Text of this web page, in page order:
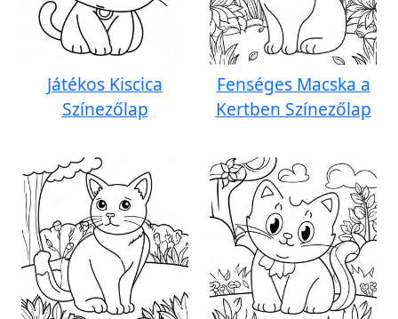
Játékos Kiscica
Színezőlap
Fenséges Macska a
Kertben Színezőlap